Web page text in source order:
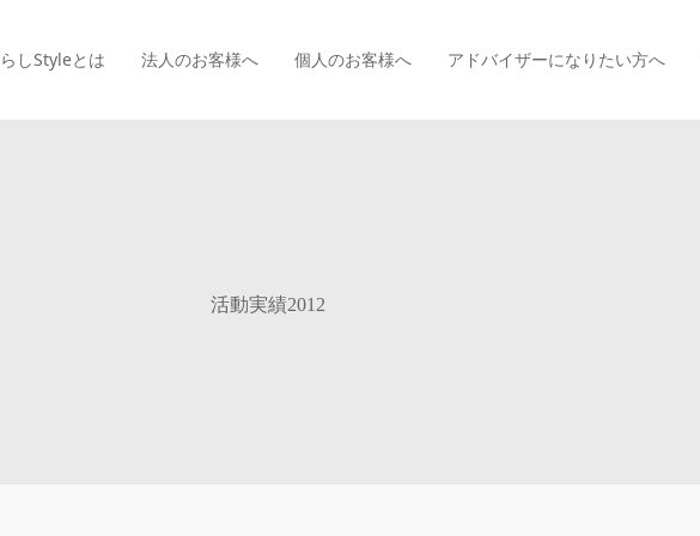
しStyleとは 法人のお客様へ 個人のお客様へ アドバイザーになりたい方へ
活動実績2012